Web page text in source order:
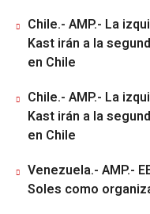
Chile.- AMP.- La
Kast irán a la
en Chile
Chile.- AMP.- La
Kast irán a la
en Chile
Venezuela.- AMP.-
Soles como